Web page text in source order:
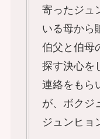
寄ったジュ
いる母から
伯父と伯母
探す決心を
連絡をもら
が、ボクジ
ジュンヒョ